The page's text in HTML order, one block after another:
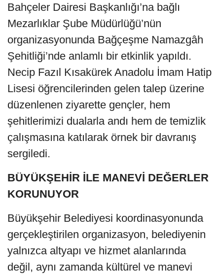
Bahçeler Dairesi Başkanlığı’na bağlı
Mezarlıklar Şube Müdürlüğü’nün
organizasyonunda Bağçeşme Namazgâh
Şehitliği’nde anlamlı bir etkinlik yapıldı.
Necip Fazıl Kısakürek Anadolu İmam Hatip
Lisesi öğrencilerinden gelen talep üzerine
düzenlenen ziyarette gençler, hem
şehitlerimizi dualarla andı hem de temizlik
çalışmasına katılarak örnek bir davranış
sergiledi.
BÜYÜKŞEHİR İLE MANEVİ DEĞERLER
KORUNUYOR
Büyükşehir Belediyesi koordinasyonunda
gerçekleştirilen organizasyon, belediyenin
yalnızca altyapı ve hizmet alanlarında
değil, aynı zamanda kültürel ve manevi